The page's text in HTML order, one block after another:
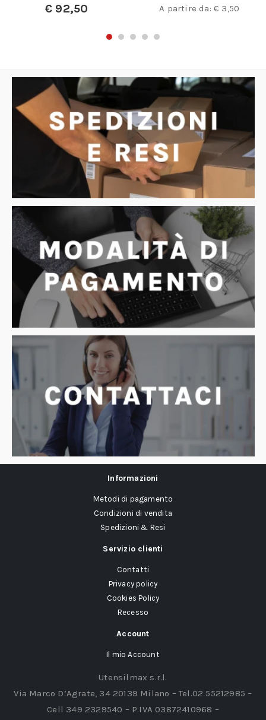
€ 92,50 A partire da:€ 3,50
Informazioni
Metodi di pagamento
Condizioni di vendita
Spedizioni & Resi
Servizio clienti
Contatti
Privacy policy
Cookies Policy
Recesso
Account
Il mio Account
Utensilmax s.r.l.
Via Marco D’Agrate, 34 20139 Milano – Tel.02 55212985 –
Cell 349 2329540 – P.IVA 03872410968 –